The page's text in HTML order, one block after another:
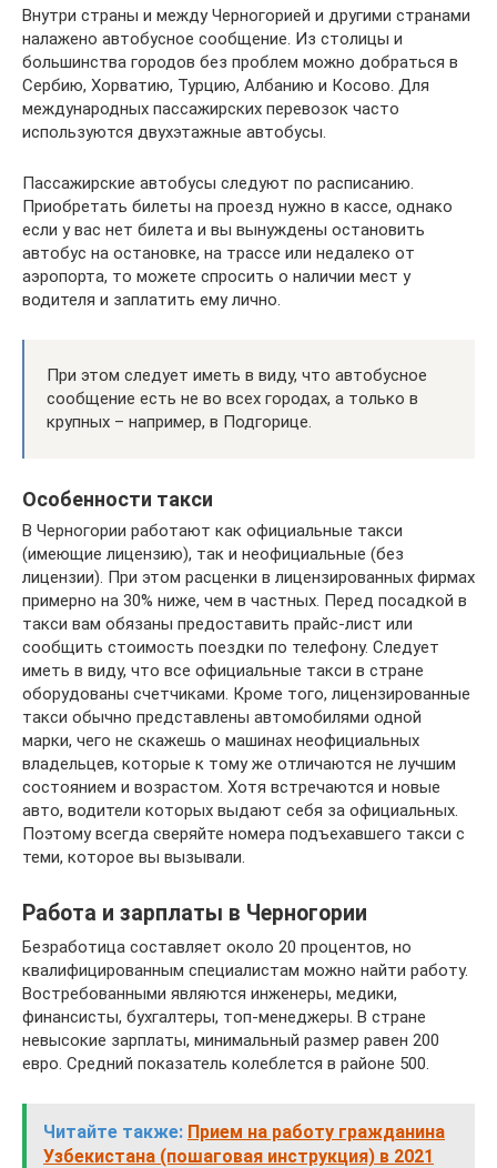
Внутри страны и между Черногорией и другими странами
налажено автобусное сообщение. Из столицы и
большинства городов без проблем можно добраться в
Сербию, Хорватию, Турцию, Албанию и Косово. Для
международных пассажирских перевозок часто
используются двухэтажные автобусы.
Пассажирские автобусы следуют по расписанию.
Приобретать билеты на проезд нужно в кассе, однако
если у вас нет билета и вы вынуждены остановить
автобус на остановке, на трассе или недалеко от
аэропорта, то можете спросить о наличии мест у
водителя и заплатить ему лично.
При этом следует иметь в виду, что автобусное
сообщение есть не во всех городах, а только в
крупных – например, в Подгорице.
Особенности такси
В Черногории работают как официальные такси
(имеющие лицензию), так и неофициальные (без
лицензии). При этом расценки в лицензированных фирмах
примерно на 30% ниже, чем в частных. Перед посадкой в
такси вам обязаны предоставить прайс-лист или
сообщить стоимость поездки по телефону. Следует
иметь в виду, что все официальные такси в стране
оборудованы счетчиками. Кроме того, лицензированные
такси обычно представлены автомобилями одной
марки, чего не скажешь о машинах неофициальных
владельцев, которые к тому же отличаются не лучшим
состоянием и возрастом. Хотя встречаются и новые
авто, водители которых выдают себя за официальных.
Поэтому всегда сверяйте номера подъехавшего такси с
теми, которое вы вызывали.
Работа и зарплаты в Черногории
Безработица составляет около 20 процентов, но
квалифицированным специалистам можно найти работу.
Востребованными являются инженеры, медики,
финансисты, бухгалтеры, топ-менеджеры. В стране
невысокие зарплаты, минимальный размер равен 200
евро. Средний показатель колеблется в районе 500.
Читайте также: Прием на работу гражданина
Узбекистана (пошаговая инструкция) в 2021